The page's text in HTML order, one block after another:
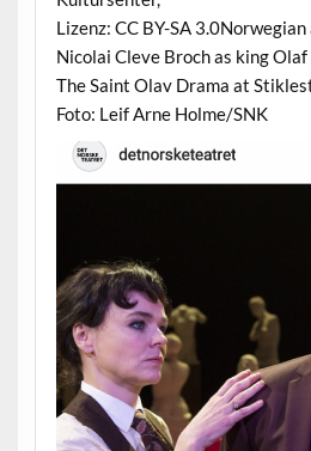
Lizenz: CC BY-SA
Nicolai Cleve Broch as king
The Saint Olav Drama at
Foto: Leif Arne Holme/SNK